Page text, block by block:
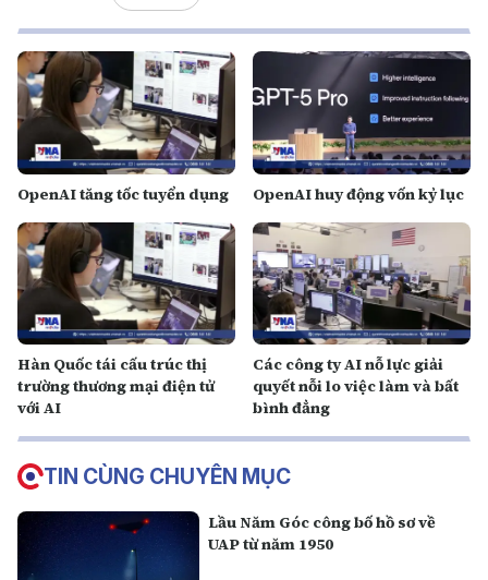
OpenAI tăng tốc tuyển dụng OpenAI huy động vốn kỷ lục
Hàn Quốc tái cấu trúc thị
trường thương mại điện tử
với AI
Các công ty AI nỗ lực giải
quyết nỗi lo việc làm và bất
bình đẳng
TIN CÙNG CHUYÊN MỤC
Lầu Năm Góc công bố hồ sơ về
UAP từ năm 1950